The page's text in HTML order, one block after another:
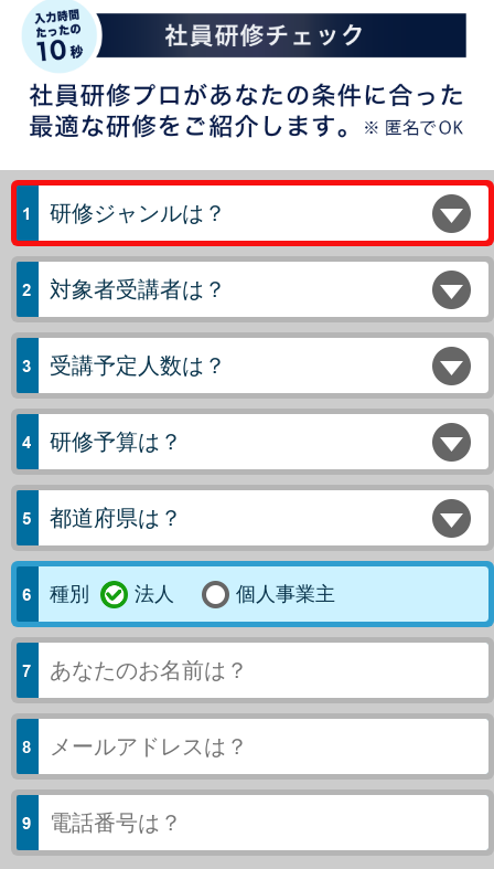
研修ジャンルは？
対象者受講者は？
受講予定人数は？
研修予算は？
都道府県は？
種別 法人 個人事業主